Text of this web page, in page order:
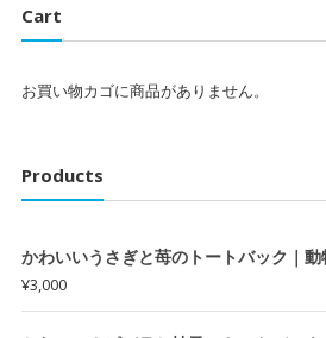
Cart
お買い物カゴに商品がありません。
Products
かわいいうさぎと苺のトートバック｜動
¥3,000